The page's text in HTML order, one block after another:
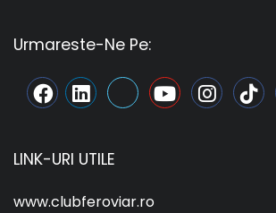
Urmareste-Ne Pe:
LINK-URI UTILE
www.clubferoviar.ro